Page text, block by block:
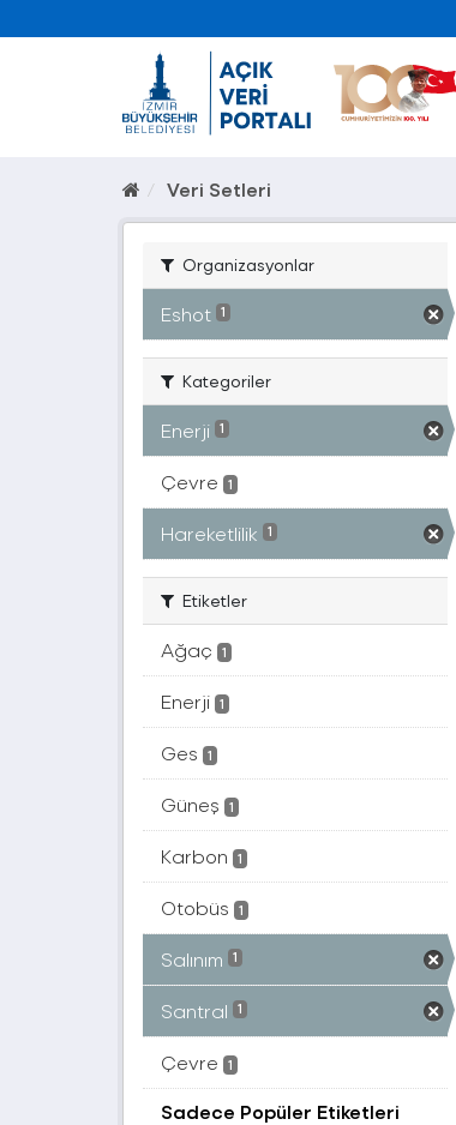
Veri Setleri
Organizasyonlar
Eshot 1
Kategoriler
Enerji 1
Çevre 1
Hareketlilik 1
Etiketler
Ağaç 1
Enerji 1
Ges 1
Güneş 1
Karbon 1
Otobüs 1
Salınım 1
Santral 1
Çevre 1
Sadece Popüler Etiketleri